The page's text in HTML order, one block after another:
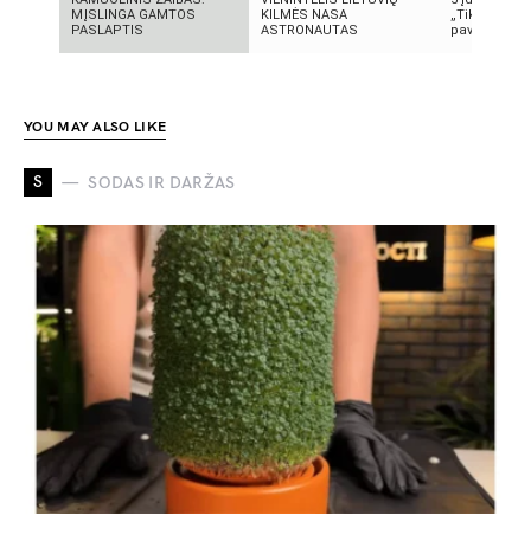
MĮSLINGA GAMTOS
PASLAPTIS
KILMĖS NASA
ASTRONAUTAS
„TikTok“:
YOU MAY ALSO LIKE
S SODAS IR DARŽAS